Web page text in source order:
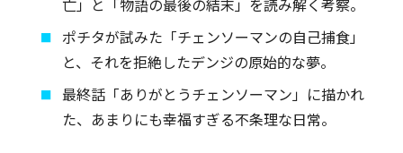
亡」と「物語の最後の結末」を読み解く考察。
ポチタが試みた「チェンソーマンの自己捕食」
と、それを拒絶したデンジの原始的な夢。
最終話「ありがとうチェンソーマン」に描かれ
た、あまりにも幸福すぎる不条理な日常。